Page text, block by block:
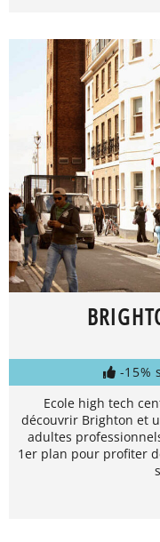
-15%
Ecole high tech
découvrir Brighton et
adultes
1er plan pour profiter